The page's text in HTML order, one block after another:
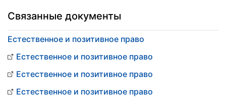
Связанные документы
Естественное и позитивное право
Естественное и позитивное право
Естественное и позитивное право
Естественное и позитивное право